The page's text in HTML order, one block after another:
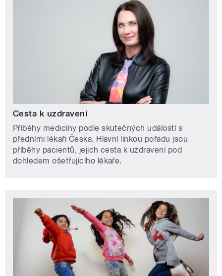
Cesta k uzdravení
Příběhy medicíny podle skutečných událostí s
předními lékaři Česka. Hlavní linkou pořadu jsou
příběhy pacientů, jejich cesta k uzdravení pod
dohledem ošetřujícího lékaře.